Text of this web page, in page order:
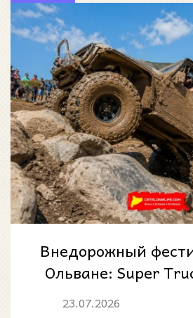
Внедорожный
Ольване: Super
RC и трассы
23.07.2026